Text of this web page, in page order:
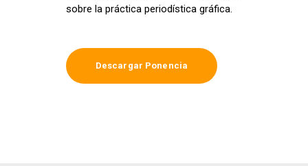
sobre la práctica periodística gráfica.
Descargar Ponencia